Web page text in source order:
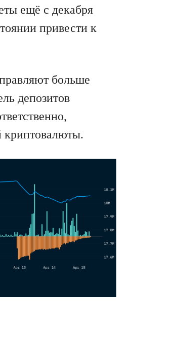
ещё с декабря
привести к
больше
депозитов
криптовалюты.